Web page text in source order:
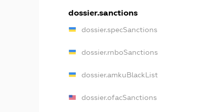
dossier.sanctions
dossier.specSanctions
dossier.rnboSanctions
dossier.amkuBlackList
dossier.ofacSanctions